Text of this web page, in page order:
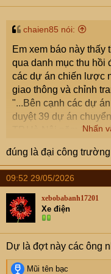
s
chaien85 nói:
Em xem báo này thấy
qua danh mục thu hồi
các dự án chiến lược
giao thông và chỉnh
"...Bên cạnh các dự
duyệt 39 dự án
TP.Hà Nội năm 2025.
Phường Thụy Khuê,
là phát triển nơi đây
và du lịch chất lượng
2026 - 2030, năng
thiện đáng kể thông
và ngõ kết nối. Các dự
Mở rộng ngõ 11
và ngõ 275 Âu
Nhấn
đúng là đại công
09:52 29/05/2026
xebobabanh17201
Xe điện
Dự là đợt này các ông
R
Mũi tên bạc